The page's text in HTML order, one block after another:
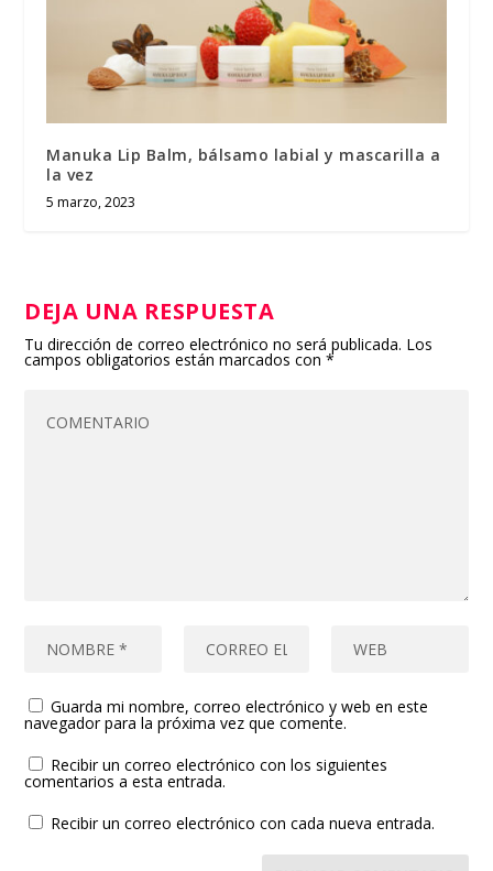
Manuka Lip Balm, bálsamo labial y mascarilla a
la vez
5 marzo, 2023
DEJA UNA RESPUESTA
Tu dirección de correo electrónico no será publicada. Los
campos obligatorios están marcados con*
Guarda mi nombre, correo electrónico y web en este
navegador para la próxima vez que comente.
Recibir un correo electrónico con los siguientes
comentarios a esta entrada.
Recibir un correo electrónico con cada nueva entrada.